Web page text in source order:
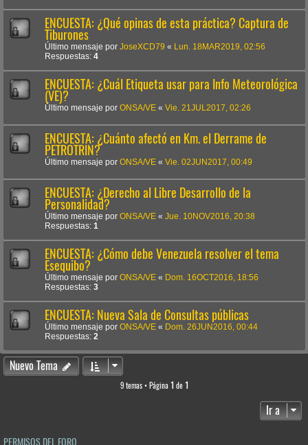
ENCUESTA: ¿Qué opinas de esta práctica? Captura de
Tiburones
Último mensaje por JoseXCD79 «
Lun. 18MAR2019, 02:56
Respuestas: 4
ENCUESTA: ¿Cuál Etiqueta usar para Info Meteorológica
(VE)?
Último mensaje por ONSA/VE « Vie. 21JUL2017, 02:26
ENCUESTA: ¿Cuánto afectó en Km. el Derrame de
PETROTRIN?
Último mensaje por ONSA/VE « Vie. 02JUN2017, 00:49
ENCUESTA: ¿Derecho al Libre Desarrollo de la
Personalidad?
Último mensaje por ONSA/VE « Jue. 10NOV2016, 20:38
Respuestas: 1
ENCUESTA: ¿Cómo debe Venezuela resolver el tema
Esequibo?
Último mensaje por ONSA/VE « Dom. 16OCT2016, 18:56
Respuestas: 3
ENCUESTA: Nueva Sala de Consultas públicas
Último mensaje por ONSA/VE « Dom. 26JUN2016, 00:44
Respuestas: 2
Nuevo Tema
9 temas • Página 1 de 1
Ir a
PERMISOS DEL FORO